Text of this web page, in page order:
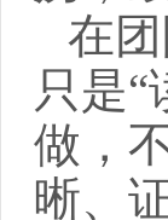
在团
只是“
做，
晰、